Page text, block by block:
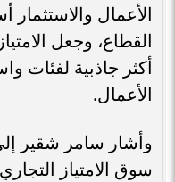
الأعمال
القطاع، وجعل
أكثر جاذبية لفئات
الأعمال.
وأشار سامر شقير
سوق الامتياز